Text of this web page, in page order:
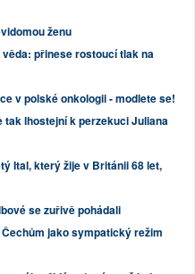
ženu
přinese rostoucí tlak na
v polské onkologii - modlete se!
tak lhostejní k perzekuci Juliana
Ital, který žije v Británii 68 let,
se zuřivě pohádali
jako sympatický režim